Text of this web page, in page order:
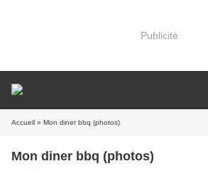
Publicité
Accueil » Mon diner bbq (photos)
Mon diner bbq (photos)